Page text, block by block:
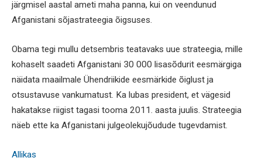
järgmisel aastal ameti maha panna, kui on veendunud
Afganistani sõjastrateegia õigsuses.
Obama tegi mullu detsembris teatavaks uue strateegia, mille
kohaselt saadeti Afganistani 30 000 lisasõdurit eesmärgiga
näidata maailmale Ühendriikide eesmärkide õiglust ja
otsustavuse vankumatust. Ka lubas president, et vägesid
hakatakse riigist tagasi tooma 2011. aasta juulis. Strateegia
näeb ette ka Afganistani julgeolekujõudude tugevdamist.
Allikas